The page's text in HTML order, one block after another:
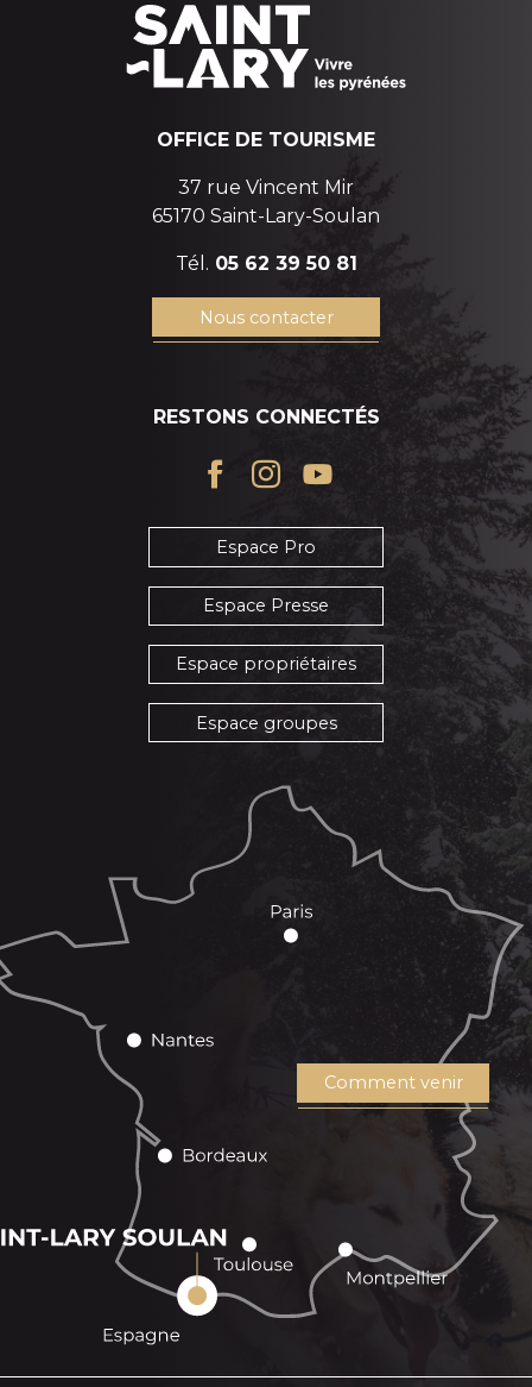
OFFICE DE TOURISME
37 rue Vincent Mir
65170 Saint-Lary-Soulan
Tél. 05 62 39 50 81
Nous contacter
RESTONS CONNECTÉS
Espace Pro
Espace Presse
Espace propriétaires
Espace groupes
Comment venir